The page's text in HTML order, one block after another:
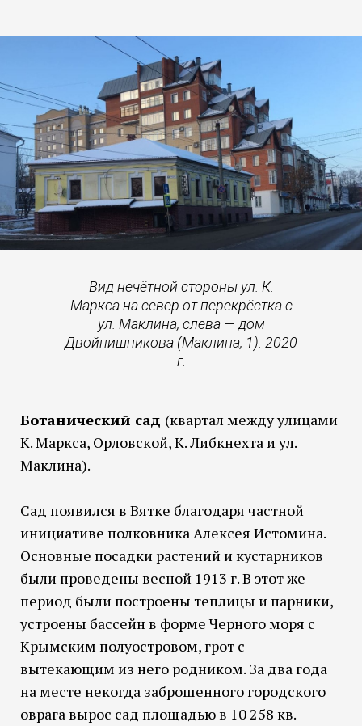
Вид нечётной стороны ул. К.
Маркса на север от перекрёстка с
ул. Маклина, слева — дом
Двойнишникова (Маклина, 1). 2020
г.
Ботанический сад (квартал между улицами
К. Маркса, Орловской, К. Либкнехта и ул.
Маклина).
Сад появился в Вятке благодаря частной
инициативе полковника Алексея Истомина.
Основные посадки растений и кустарников
были проведены весной 1913 г. В этот же
период были построены теплицы и парники,
устроены бассейн в форме Черного моря с
Крымским полуостровом, грот с
вытекающим из него родником. За два года
на месте некогда заброшенного городского
оврага вырос сад площадью в 10 258 кв.